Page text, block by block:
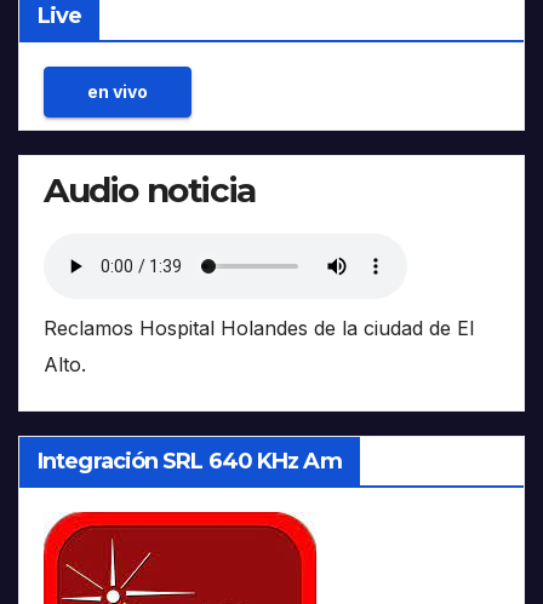
Live
en vivo
Audio noticia
Reclamos Hospital Holandes de la ciudad de El
Alto.
Integración SRL 640 KHz Am